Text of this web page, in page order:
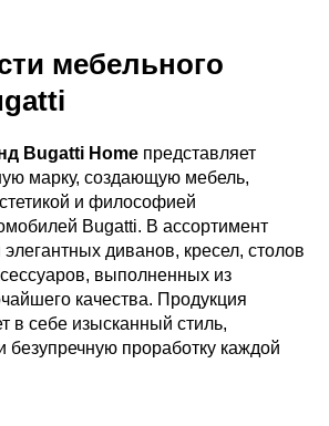
мебельного
Bugatti Home представляет
марку, создающую мебель,
и философией
Bugatti. В ассортимент
элегантных диванов, кресел, столов
выполненных из
качества. Продукция
в себе изысканный стиль,
безупречную проработку каждой